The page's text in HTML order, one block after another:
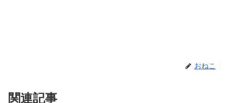
おねこ
関連記事